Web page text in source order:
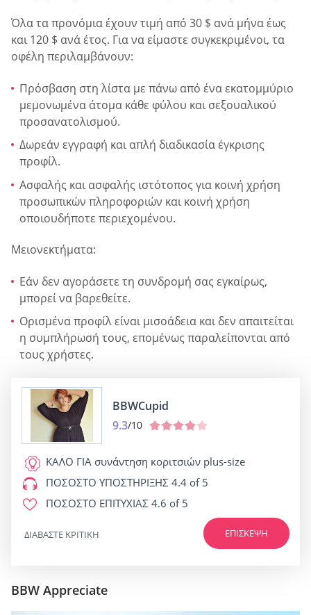
Όλα τα προνόμια έχουν τιμή από 30 $ ανά μήνα έως
και 120 $ ανά έτος. Για να είμαστε συγκεκριμένοι, τα
οφέλη περιλαμβάνουν:
Πρόσβαση στη λίστα με πάνω από ένα εκατομμύριο
μεμονωμένα άτομα κάθε φύλου και σεξουαλικού
προσανατολισμού.
Δωρεάν εγγραφή και απλή διαδικασία έγκρισης
προφίλ.
Ασφαλής και ασφαλής ιστότοπος για κοινή χρήση
προσωπικών πληροφοριών και κοινή χρήση
οποιουδήποτε περιεχομένου.
Μειονεκτήματα:
Εάν δεν αγοράσετε τη συνδρομή σας εγκαίρως,
μπορεί να βαρεθείτε.
Ορισμένα προφίλ είναι μισοάδεια και δεν απαιτείται
η συμπλήρωσή τους, επομένως παραλείπονται από
τους χρήστες.
BBWCupid
9.3/10
ΚΑΛΟ ΓΙΑ συνάντηση κοριτσιών plus-size
ΠΟΣΟΣΤΟ ΥΠΟΣΤΗΡΙΞΗΣ 4.4 of 5
ΠΟΣΟΣΤΟ ΕΠΙΤΥΧΙΑΣ 4.6 of 5
ΕΠΊΣΚΕΨΗ
ΔΙΑΒΆΣΤΕ ΚΡΙΤΙΚΉ
BBW Appreciate